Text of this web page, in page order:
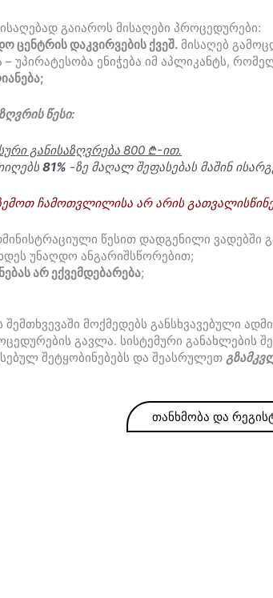
გაიაროს მისაღები პროცედურები:
ცენტრის დაკვირვების ქვეშ. მისაღებ
უპირატესობა ენიჭება იმ აპლიკანტს,
წესი:
განისაზღვრება 800 ₾-ით.
81% -ზე მაღალ შეფასებას მაშინ
ჩამოთვლილისა არ არის
წესით დადგენილი ვადებში
უნაღდო ანგარიშსწორებით;
არ ექვემდებარება;
მოქმედებს განსხვავებული
გავლა. სისტემური განახლების
შეტყობინებებს და შეასრულეთ
თანხმობა და